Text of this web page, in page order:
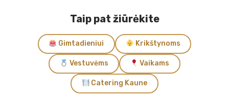
Taip pat žiūrėkite
Gimtadieniui Krikštynoms
Vestuvėms Vaikams
Catering Kaune